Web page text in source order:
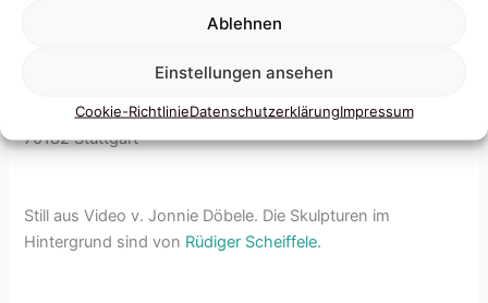
Ablehnen
Einstellungen ansehen
Cookie-RichtlinieDatenschutzerklärungImpressum
der Ausstellung 10 Jahre Sarah Haberkern. Kleid von
Kunstbezirk Galerie im Gustav-Siegle-Haus
Leonhardsplatz 28
70182 Stuttgart
Still aus Video v. Jonnie Döbele. Die Skulpturen im
Hintergrund sind von Rüdiger Scheiffele.